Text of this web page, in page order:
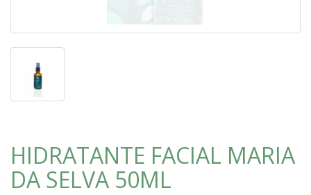
HIDRATANTE FACIAL MARIA
DA SELVA 50ML